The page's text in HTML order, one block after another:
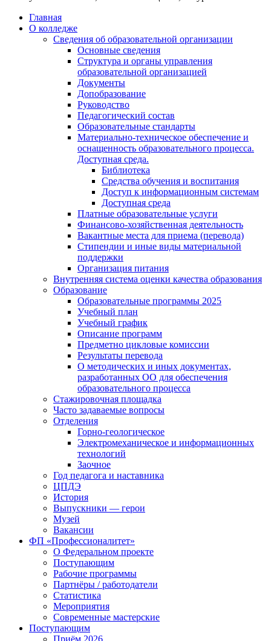
Главная
О колледже
Сведения об образовательной организации
Основные сведения
Структура и органы управления
образовательной организацией
Документы
Допобразование
Руководство
Педагогический состав
Образовательные стандарты
Материально-техническое обеспечение и
оснащенность образовательного процесса.
Доступная среда.
Библиотека
Средства обучения и воспитания
Доступ к информационным системам
Доступная среда
Платные образовательные услуги
Финансово-хозяйственная деятельность
Вакантные места для приема (перевода)
Стипендии и иные виды материальной
поддержки
Организация питания
Внутренняя система оценки качества образования
Образование
Образовательные программы 2025
Учебный план
Учебный график
Описание программ
Предметно цикловые комиссии
Результаты перевода
О методических и иных документах,
разработанных ОО для обеспечения
образовательного процесса
Стажировочная площадка
Часто задаваемые вопросы
Отделения
Горно-геологическое
Электромеханическое и информационных
технологий
Заочное
Год педагога и наставника
ЦПДЭ
История
Выпускники — герои
Музей
Вакансии
ФП «Профессионалитет»
О Федеральном проекте
Поступающим
Рабочие программы
Партнёры / работодатели
Статистика
Мероприятия
Современные мастерские
Поступающим
Приём 2026